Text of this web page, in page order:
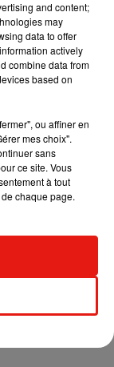
Puth pour une
pause après
clip
and content;
may
data to offer
actively
combine data from
based on
ou affiner en
mes choix".
sans
ce site. Vous
à tout
chaque page.